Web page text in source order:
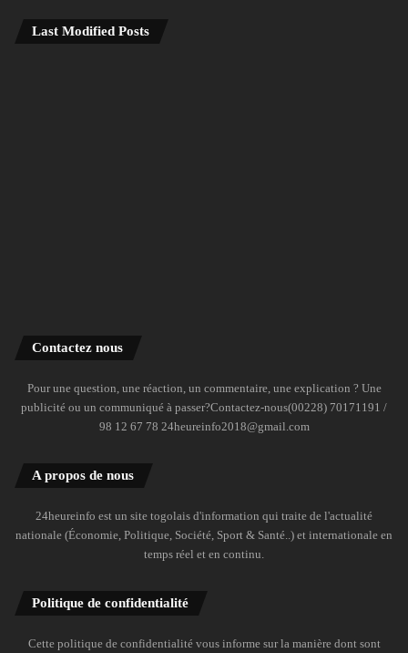
Last Modified Posts
Contactez nous
Pour une question, une réaction, un commentaire, une explication ? Une
publicité ou un communiqué à passer?Contactez-nous(00228) 70171191 /
98 12 67 78 24heureinfo2018@gmail.com
A propos de nous
24heureinfo est un site togolais d'information qui traite de l'actualité
nationale (Économie, Politique, Société, Sport & Santé..) et internationale en
temps réel et en continu.
Politique de confidentialité
Cette politique de confidentialité vous informe sur la manière dont sont